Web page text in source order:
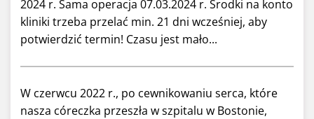
2024 r. Sama operacja 07.03.2024 r. Środki na konto
kliniki trzeba przelać min. 21 dni wcześniej, aby
potwierdzić termin! Czasu jest mało...
W czerwcu 2022 r., po cewnikowaniu serca, które
nasza córeczka przeszła w szpitalu w Bostonie,